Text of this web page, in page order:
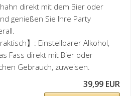
direkt mit dem Bier oder
genießen Sie Ihre Party
】: Einstellbarer Alkohol,
Fass direkt mit Bier oder
Gebrauch, zuweisen.
39,99 EUR